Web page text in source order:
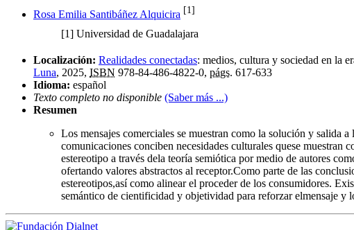
Rosa Emilia Santibáñez Alquicira [1]
[1] Universidad de Guadalajara
Localización: Realidades conectadas: medios, cultura y sociedad en la
Luna, 2025, ISBN 978-84-486-4822-0, págs. 617-633
Idioma: español
Texto completo no disponible (Saber más ...)
Resumen
Los mensajes comerciales se muestran como la solución y salida
comunicaciones conciben necesidades culturales quese
estereotipo a través dela teoría semiótica por medio de autores
ofertando valores abstractos al receptor.Como parte de las
estereotipos,así como alinear el proceder de los consumidores.
semántico de cientificidad y objetividad para reforzar elmensaje y